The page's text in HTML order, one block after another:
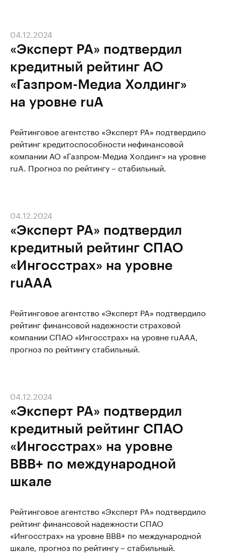
«Эксперт РА» подтвердил
кредитный рейтинг АО
«Газпром-Медиа Холдинг»
на уровне ruА
04.12.2024
Рейтинговое агентство «Эксперт РА» подтвердило
рейтинг кредитоспособности нефинансовой
компании АО «Газпром-Медиа Холдинг» на уровне
ruA. Прогноз по рейтингу – стабильный.
«Эксперт РА» подтвердил
кредитный рейтинг СПАО
«Ингосстрах» на уровне
ruAAA
04.12.2024
Рейтинговое агентство «Эксперт РА» подтвердило
рейтинг финансовой надежности страховой
компании СПАО «Ингосстрах» на уровне ruAAА,
прогноз по рейтингу стабильный.
«Эксперт РА» подтвердил
кредитный рейтинг СПАО
«Ингосстрах» на уровне
ВВВ+ по международной
шкале
04.12.2024
Рейтинговое агентство «Эксперт РА» подтвердило
рейтинг финансовой надежности СПАО
«Ингосстрах» на уровне ВВВ+ по международной
шкале, прогноз по рейтингу – стабильный.